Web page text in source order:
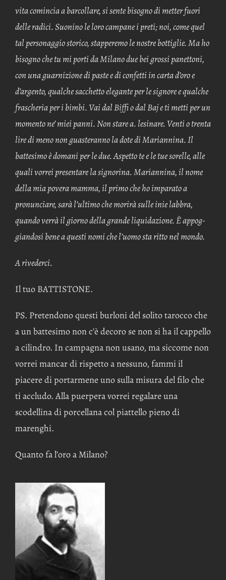
vita comincia a barcollare, si sente bisogno di metter fuori
delle radici. Suonino le loro campane i preti; noi, come quel
tal perso­naggio storico, stapperemo le nostre bottiglie. Ma ho
bisogno che tu mi porti da Milano due bei grossi panettoni,
con una guarnizione di paste e di confetti in carta d’oro e
d’argento, qualche sacchetto elegante per le signore e qualche
fra­scheria per i bimbi. Vai dal Biffi o dal Baj e ti metti per un
momento ne’ miei panni. Non stare a. lesinare. Venti o trenta
lire di meno non guasteranno la dote di Mariannina. Il
battesimo è domani per le due. Aspetto te e le tue sorelle, alle
quali vorrei presentare la signorina. Mariannina, il nome
della mia povera mamma, il primo che ho imparato a
pronunciare, sarà l’ultimo che morirà sulle inie labbra,
quando verrà il giorno della grande liquidazione. È appog­
giandosi bene a questi nomi che l’uomo sta ritto nel mondo.
A rivederci.
Il tuo BATTISTONE.
PS. Pretendono questi burloni del solito tarocco che
a un battesimo non c’è decoro se non si ha il cappello
a cilindro. In campagna non usano, ma siccome non
vorrei mancar di rispetto a nessuno, fammi il
piacere di portarmene uno sulla misura del filo che
ti accludo. Alla puerpera vorrei regalare una
scodellina di porcellana col piattello pieno di
marenghi.
Quanto fa l’oro a Milano?